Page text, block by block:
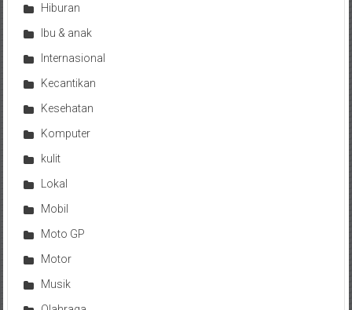
Hiburan
Ibu & anak
Internasional
Kecantikan
Kesehatan
Komputer
kulit
Lokal
Mobil
Moto GP
Motor
Musik